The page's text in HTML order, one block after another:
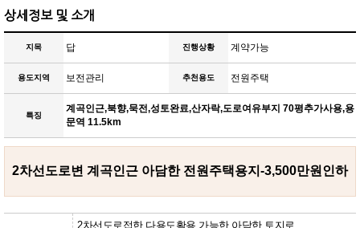
상세정보 및 소개
지목 답 진행상황 계약가능
용도지역 보전관리 추천용도 전원주택
특징
계곡인근,북향,묵전,성토완료,산자락,도로여유부지 70평추가사용,용
문역 11.5km
2차선도로변 계곡인근 아담한 전원주택용지-3,500만원인하
2차선도로접한 다용도활용 가능한 아담한 토지로